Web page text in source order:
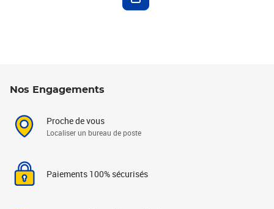
Nos Engagements
Proche de vous
Localiser un bureau de poste
Paiements 100% sécurisés